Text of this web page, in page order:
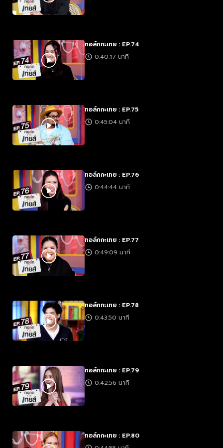
ทอล์กกะเทย : EP.74
0:40:17 นาที
ทอล์กกะเทย : EP.75
0:45:04 นาที
ทอล์กกะเทย : EP.76
0:44:44 นาที
ทอล์กกะเทย : EP.77
0:49:09 นาที
ทอล์กกะเทย : EP.78
0:43:50 นาที
ทอล์กกะเทย : EP.79
0:42:56 นาที
ทอล์กกะเทย : EP.80